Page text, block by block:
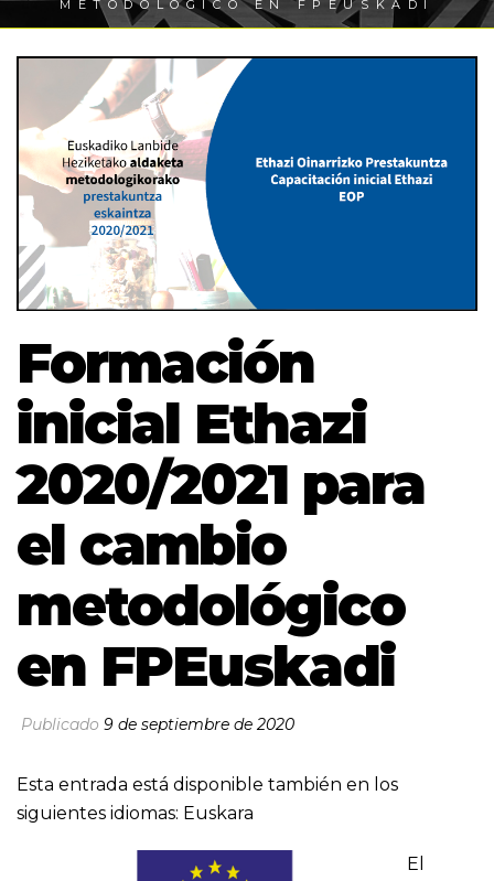
METODOLÓGICO EN FPEUSKADI
Formación
inicial Ethazi
2020/2021 para
el cambio
metodológico
en FPEuskadi
Publicado 9 de septiembre de 2020
Esta entrada está disponible también en los
siguientes idiomas: Euskara
El